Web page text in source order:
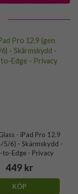
- iPad Pro 12.9
5/6) - Skärmskydd -
to-Edge - Privacy
449 kr
KÖP